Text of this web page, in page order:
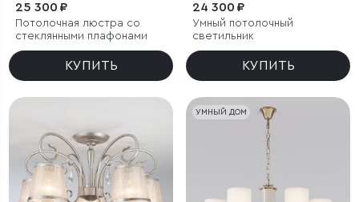
25 300 ₽
Потолочная люстра со
стеклянными плафонами
КУПИТЬ
24 300 ₽
Умный потолочный
светильник
КУПИТЬ
УМНЫЙ ДОМ